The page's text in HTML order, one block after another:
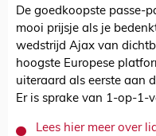
De goedkoopste passe-
mooi prijsje als je
wedstrijd Ajax van
hoogste Europese
uiteraard als eerste aan
Er is sprake van 1-op-1-
Lees hier meer over